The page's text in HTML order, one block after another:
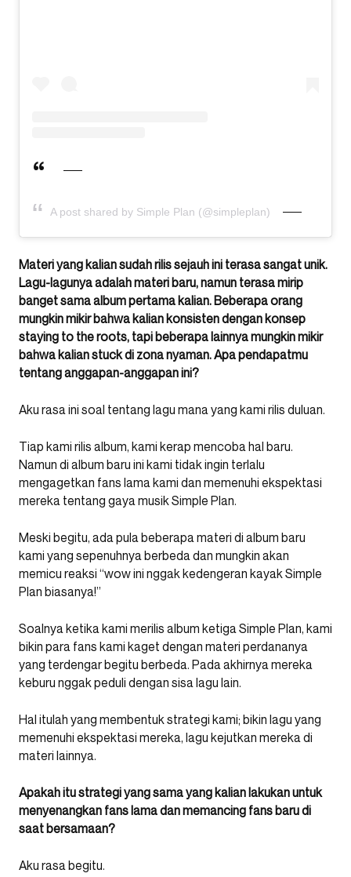
A post shared by Simple Plan (@simpleplan)
Materi yang kalian sudah rilis sejauh ini terasa sangat unik.
Lagu-lagunya adalah materi baru, namun terasa mirip
banget sama album pertama kalian. Beberapa orang
mungkin mikir bahwa kalian konsisten dengan konsep
staying to the roots, tapi beberapa lainnya mungkin mikir
bahwa kalian stuck di zona nyaman. Apa pendapatmu
tentang anggapan-anggapan ini?
Aku rasa ini soal tentang lagu mana yang kami rilis duluan.
Tiap kami rilis album, kami kerap mencoba hal baru.
Namun di album baru ini kami tidak ingin terlalu
mengagetkan fans lama kami dan memenuhi ekspektasi
mereka tentang gaya musik Simple Plan.
Meski begitu, ada pula beberapa materi di album baru
kami yang sepenuhnya berbeda dan mungkin akan
memicu reaksi “wow ini nggak kedengeran kayak Simple
Plan biasanya!”
Soalnya ketika kami merilis album ketiga Simple Plan, kami
bikin para fans kami kaget dengan materi perdananya
yang terdengar begitu berbeda. Pada akhirnya mereka
keburu nggak peduli dengan sisa lagu lain.
Hal itulah yang membentuk strategi kami; bikin lagu yang
memenuhi ekspektasi mereka, lagu kejutkan mereka di
materi lainnya.
Apakah itu strategi yang sama yang kalian lakukan untuk
menyenangkan fans lama dan memancing fans baru di
saat bersamaan?
Aku rasa begitu.